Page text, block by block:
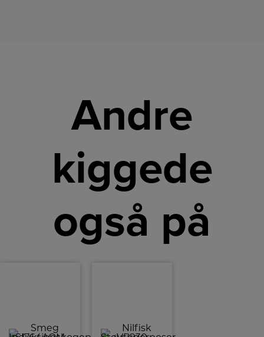
Andre
kiggede
også på